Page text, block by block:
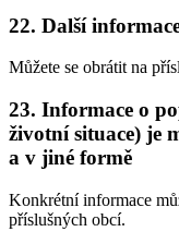
22. Další
Můžete se obrátit na
23. Informace o
životní situace) je
a v jiné formě
Konkrétní informace
příslušných obcí.